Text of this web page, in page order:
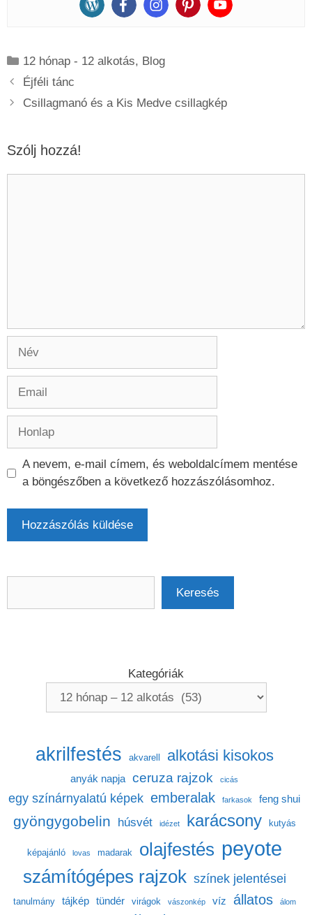
Kategória
12 hónap - 12 alkotás, Blog
Éjféli tánc
Csillagmanó és a Kis Medve csillagkép
Szólj hozzá!
A nevem, e-mail címem, és weboldalcímem mentése
a böngészőben a következő hozzászólásomhoz.
Keresés
Kategóriák
akrilfestés akvarell alkotási kisokos
anyák napja ceruza rajzok cicás
egy színárnyalatú képek emberalak farkasok feng shui
gyöngygobelin húsvét idézet karácsony kutyás
képajánló lovas madarak olajfestés peyote
számítógépes rajzok színek jelentései
tanulmány tájkép tündér virágok vászonkép víz állatos álom